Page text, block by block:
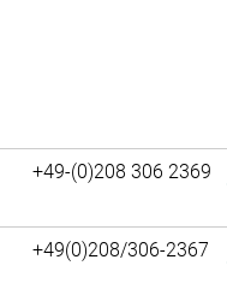
+49-(0)208 306 2369
+49(0)208/306-2367